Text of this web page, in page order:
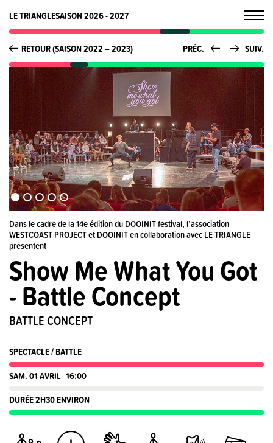
LE TRIANGLESAISON 2026 - 2027
RETOUR (SAISON 2022 – 2023) PRÉC. SUIV.
Dans le cadre de la 14e édition du DOOINIT festival, l’association
WESTCOAST PROJECT et DOOINIT en collaboration avec LE TRIANGLE
présentent
Show Me What You Got
- Battle Concept
BATTLE CONCEPT
SPECTACLE / BATTLE
SAM. 01 AVRIL 16:00
DURÉE 2H30 ENVIRON